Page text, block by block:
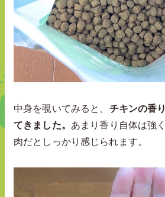
中身を覗いてみると、 チキンの香
てきました。 あまり香り自体は強
肉だとしっかり感じられます。